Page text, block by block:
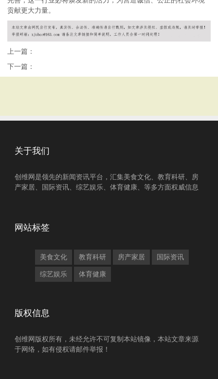
贡献更大力量。
上一篇：
下一篇：
关于我们
创维网是领先的新闻资讯平台，汇集美食文化、教育科研、房
产家居、国际资讯、综艺娱乐、体育健康、等多方面权威信息
网站标签
美食文化 教育科研 房产家居 国际资讯
综艺娱乐 体育健康
版权信息
创维网版权所有，未经允许不可复制本站镜像，本站文章来源
于网络，如有侵权请邮件举报！